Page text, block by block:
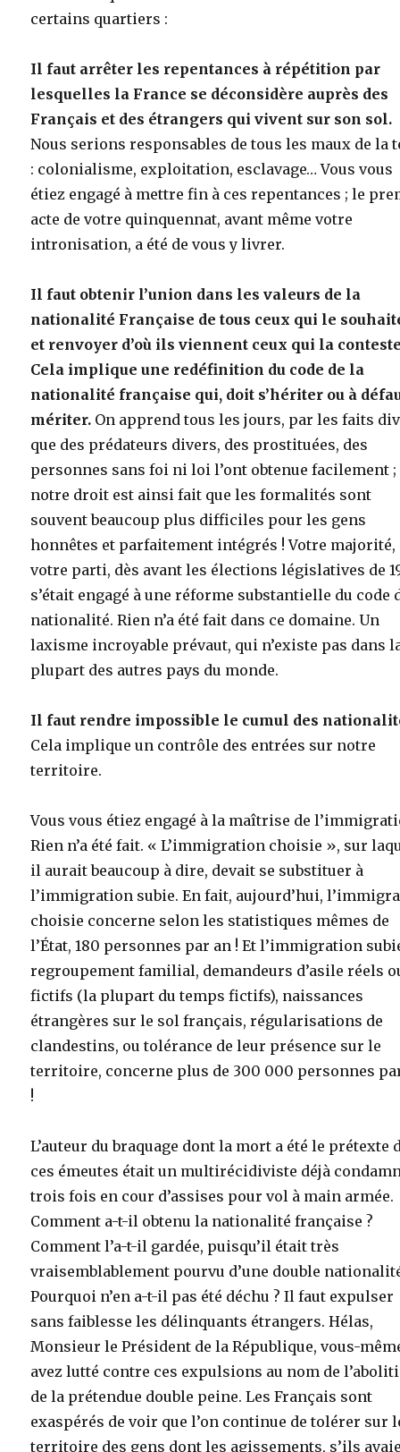
certains quartiers :
Il faut arrêter les repentances à répétition par
lesquelles la France se déconsidère auprès des
Français et des étrangers qui vivent sur son sol.
Nous serions responsables de tous les maux de la
: colonialisme, exploitation, esclavage… Vous vous
étiez engagé à mettre fin à ces repentances ; le
acte de votre quinquennat, avant même votre
intronisation, a été de vous y livrer.
Il faut obtenir l’union dans les valeurs de la
nationalité Française de tous ceux qui le
et renvoyer d’où ils viennent ceux qui la
Cela implique une redéfinition du code de la
nationalité française qui, doit s’hériter ou à
mériter. On apprend tous les jours, par les faits
que des prédateurs divers, des prostituées, des
personnes sans foi ni loi l’ont obtenue facilement ;
notre droit est ainsi fait que les formalités sont
souvent beaucoup plus difficiles pour les gens
honnêtes et parfaitement intégrés ! Votre majorité,
votre parti, dès avant les élections législatives de
s’était engagé à une réforme substantielle du code
nationalité. Rien n’a été fait dans ce domaine. Un
laxisme incroyable prévaut, qui n’existe pas dans
plupart des autres pays du monde.
Il faut rendre impossible le cumul des
Cela implique un contrôle des entrées sur notre
territoire.
Vous vous étiez engagé à la maîtrise de
Rien n’a été fait. « L’immigration choisie », sur
il aurait beaucoup à dire, devait se substituer à
l’immigration subie. En fait, aujourd’hui,
choisie concerne selon les statistiques mêmes de
l’État, 180 personnes par an ! Et l’immigration
regroupement familial, demandeurs d’asile réels
fictifs (la plupart du temps fictifs), naissances
étrangères sur le sol français, régularisations de
clandestins, ou tolérance de leur présence sur le
territoire, concerne plus de 300 000 personnes
!
L’auteur du braquage dont la mort a été le prétexte
ces émeutes était un multirécidiviste déjà
trois fois en cour d’assises pour vol à main armée.
Comment a-t-il obtenu la nationalité française ?
Comment l’a-t-il gardée, puisqu’il était très
vraisemblablement pourvu d’une double
Pourquoi n’en a-t-il pas été déchu ? Il faut expulser
sans faiblesse les délinquants étrangers. Hélas,
Monsieur le Président de la République, vous-
avez lutté contre ces expulsions au nom de
de la prétendue double peine. Les Français sont
exaspérés de voir que l’on continue de tolérer sur
territoire des gens dont les agissements, s’ils